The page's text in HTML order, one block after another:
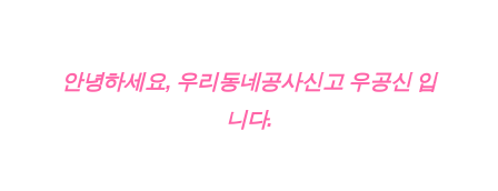
안녕하세요, 우리동네공사신고 우공신 입
니다.